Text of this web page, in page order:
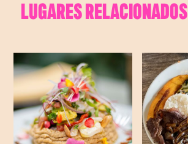
LUGARES RELACIONADOS